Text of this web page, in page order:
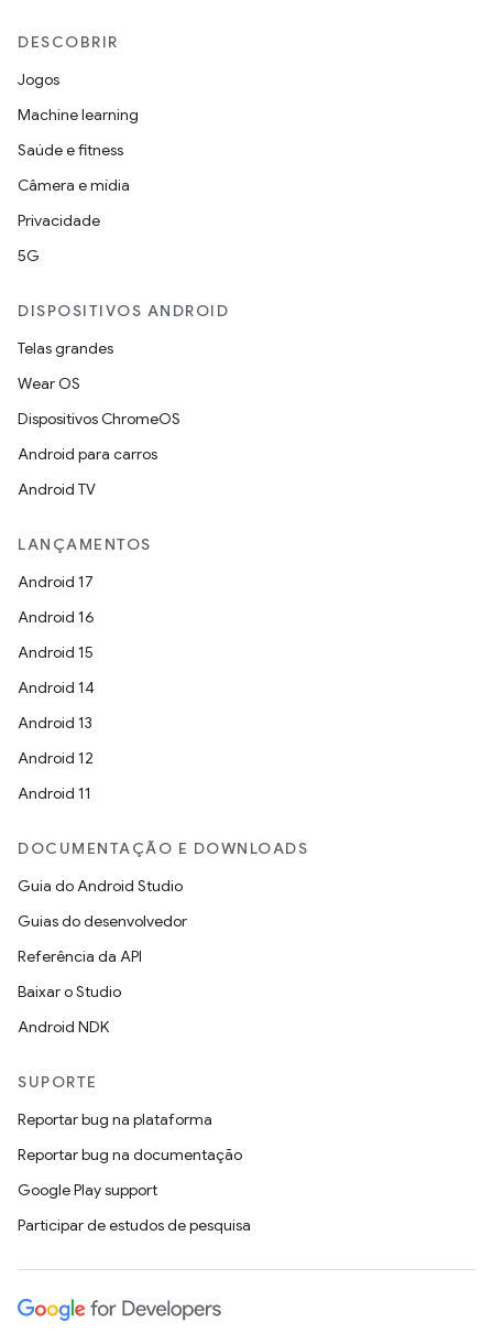
DESCOBRIR
Jogos
Machine learning
Saúde e fitness
Câmera e mídia
Privacidade
5G
DISPOSITIVOS ANDROID
Telas grandes
Wear OS
Dispositivos ChromeOS
Android para carros
Android TV
LANÇAMENTOS
Android 17
Android 16
Android 15
Android 14
Android 13
Android 12
Android 11
DOCUMENTAÇÃO E DOWNLOADS
Guia do Android Studio
Guias do desenvolvedor
Referência da API
Baixar o Studio
Android NDK
SUPORTE
Reportar bug na plataforma
Reportar bug na documentação
Google Play support
Participar de estudos de pesquisa